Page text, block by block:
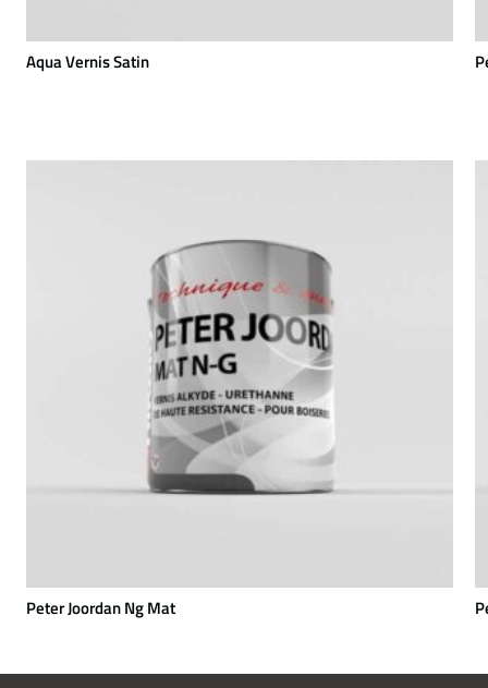
Aqua Vernis Satin
Peter Joordan Ng Mat